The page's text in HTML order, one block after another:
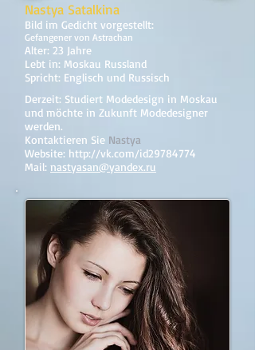
Nastya Satalkina
Bild im Gedicht vorgestellt:
Gefangener von Astrachan
Alter: 23 Jahre
Lebt in: Moskau Russland
Spricht: Englisch und Russisch
Derzeit: Studiert Modedesign in Moskau
und möchte in Zukunft Modedesigner
werden.
Kontaktieren Sie Nastya
Website: http://vk.com/id29784774
Mail: nastyasan@yandex.ru